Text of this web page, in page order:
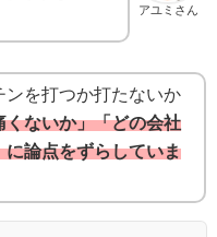
アユミさん
を打つか打たないか
くないか」「どの会社
論点をずらしていま